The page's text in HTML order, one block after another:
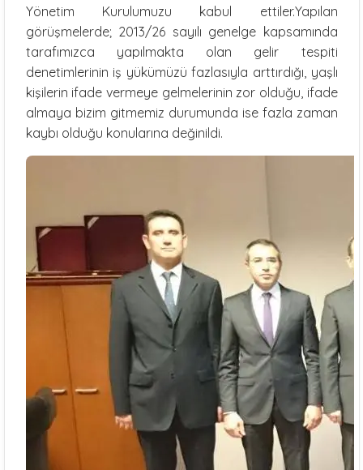
Yönetim Kurulumuzu kabul ettiler.Yapılan
görüşmelerde; 2013/26 sayılı genelge kapsamında
tarafımızca yapılmakta olan gelir tespiti
denetimlerinin iş yükümüzü fazlasıyla arttırdığı, yaşlı
kişilerin ifade vermeye gelmelerinin zor olduğu, ifade
almaya bizim gitmemiz durumunda ise fazla zaman
kaybı olduğu konularına değinildi.